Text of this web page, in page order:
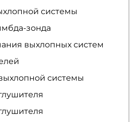
системы
зонда
выхлопных систем
системы